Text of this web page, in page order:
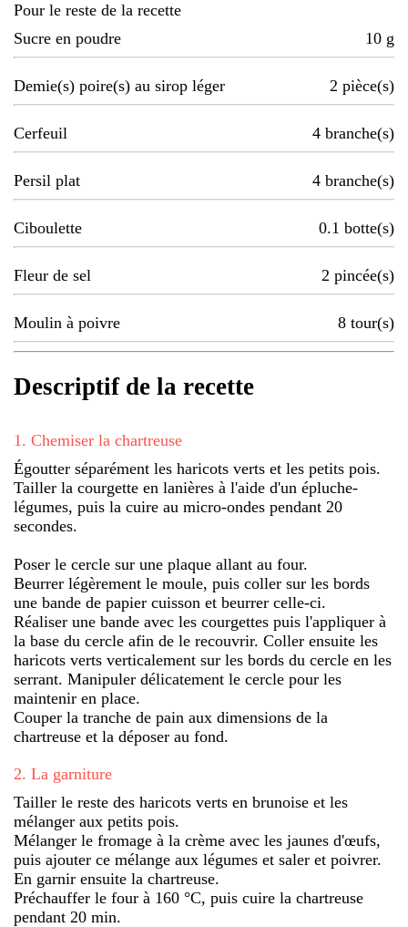
Pour le reste de la recette
Sucre en poudre
10 g
Demie(s) poire(s) au sirop léger 2 pièce(s)
Cerfeuil 4 branche(s)
Persil plat 4 branche(s)
Ciboulette 0.1 botte(s)
Fleur de sel 2 pincée(s)
Moulin à poivre 8 tour(s)
Descriptif de la recette
1 . Chemiser la chartreuse
Égoutter séparément les haricots verts et les petits pois.
Tailler la courgette en lanières à l'aide d'un épluche-
légumes, puis la cuire au micro-ondes pendant 20
secondes.
Poser le cercle sur une plaque allant au four.
Beurrer légèrement le moule, puis coller sur les bords
une bande de papier cuisson et beurrer celle-ci.
Réaliser une bande avec les courgettes puis l'appliquer à
la base du cercle afin de le recouvrir. Coller ensuite les
haricots verts verticalement sur les bords du cercle en les
serrant. Manipuler délicatement le cercle pour les
maintenir en place.
Couper la tranche de pain aux dimensions de la
chartreuse et la déposer au fond.
2. La garniture
Tailler le reste des haricots verts en brunoise et les
mélanger aux petits pois.
Mélanger le fromage à la crème avec les jaunes d'œufs,
puis ajouter ce mélange aux légumes et saler et poivrer.
En garnir ensuite la chartreuse.
Préchauffer le four à 160 °C, puis cuire la chartreuse
pendant 20 min.